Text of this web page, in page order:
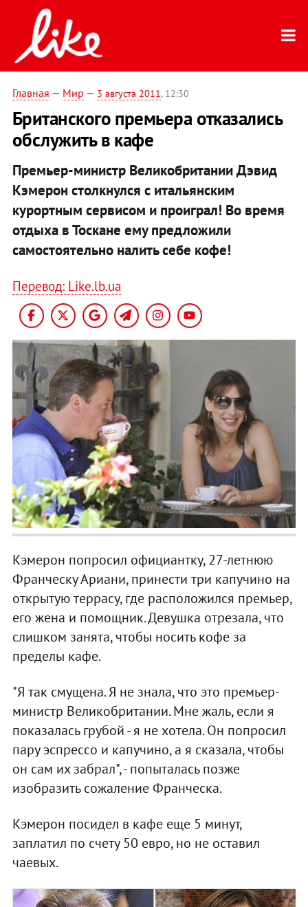
Главная — Мир — 3 августа 2011, 12:30
Британского премьера отказались
обслужить в кафе
Премьер-министр Великобритании Дэвид
Кэмерон столкнулся с итальянским
курортным сервисом и проиграл! Во время
отдыха в Тоскане ему предложили
самостоятельно налить себе кофе!
Перевод: Like.lb.ua
Кэмерон попросил официантку, 27-летнюю
Франческу Ариани, принести три капучино на
открытую террасу, где расположился премьер,
его жена и помощник. Девушка отрезала, что
слишком занята, чтобы носить кофе за
пределы кафе.
"Я так смущена. Я не знала, что это премьер-
министр Великобритании. Мне жаль, если я
показалась грубой - я не хотела. Он попросил
пару эспрессо и капучино, а я сказала, чтобы
он сам их забрал", - попыталась позже
изобразить сожаление Франческа.
Кэмерон посидел в кафе еще 5 минут,
заплатил по счету 50 евро, но не оставил
чаевых.